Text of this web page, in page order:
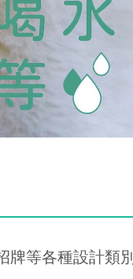
牌等各種設計類別